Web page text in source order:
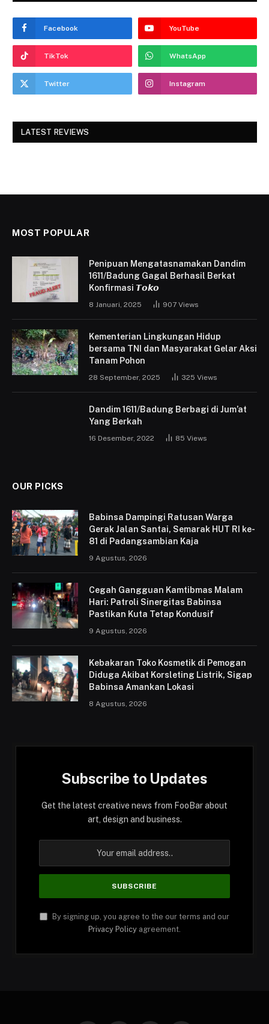
Facebook YouTube
TikTok WhatsApp
Twitter Instagram
LATEST REVIEWS
MOST POPULAR
Penipuan Mengatasnamakan Dandim
1611/Badung Gagal Berhasil Berkat
Konfirmasi 𝙏𝙤𝙠𝙤
8 Januari, 2025 907 Views
Kementerian Lingkungan Hidup
bersama TNI dan Masyarakat Gelar Aksi
Tanam Pohon
28 September, 2025 325 Views
Dandim 1611/Badung Berbagi di Jum’at
Yang Berkah
16 Desember, 2022 85 Views
OUR PICKS
Babinsa Dampingi Ratusan Warga
Gerak Jalan Santai, Semarak HUT RI ke-
81 di Padangsambian Kaja
9 Agustus, 2026
Cegah Gangguan Kamtibmas Malam
Hari: Patroli Sinergitas Babinsa
Pastikan Kuta Tetap Kondusif
9 Agustus, 2026
Kebakaran Toko Kosmetik di Pemogan
Diduga Akibat Korsleting Listrik, Sigap
Babinsa Amankan Lokasi
8 Agustus, 2026
Subscribe to Updates
Get the latest creative news from FooBar about
art, design and business.
By signing up, you agree to the our terms and our
Privacy Policy agreement.